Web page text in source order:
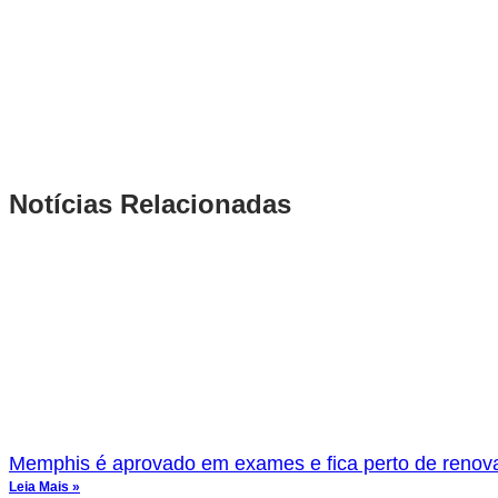
Notícias Relacionadas
Memphis é aprovado em exames e fica perto de
Leia Mais »